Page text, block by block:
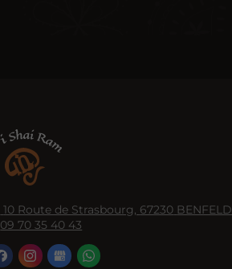
10 Route de Strasbourg, 67230 BENFELD
09 70 35 40 43